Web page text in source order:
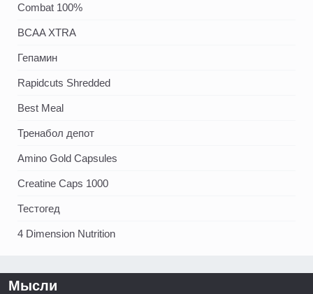
Combat 100%
BCAA XTRA
Гепамин
Rapidcuts Shredded
Best Meal
Тренабол депот
Amino Gold Capsules
Creatine Caps 1000
Тестогед
4 Dimension Nutrition
Мысли